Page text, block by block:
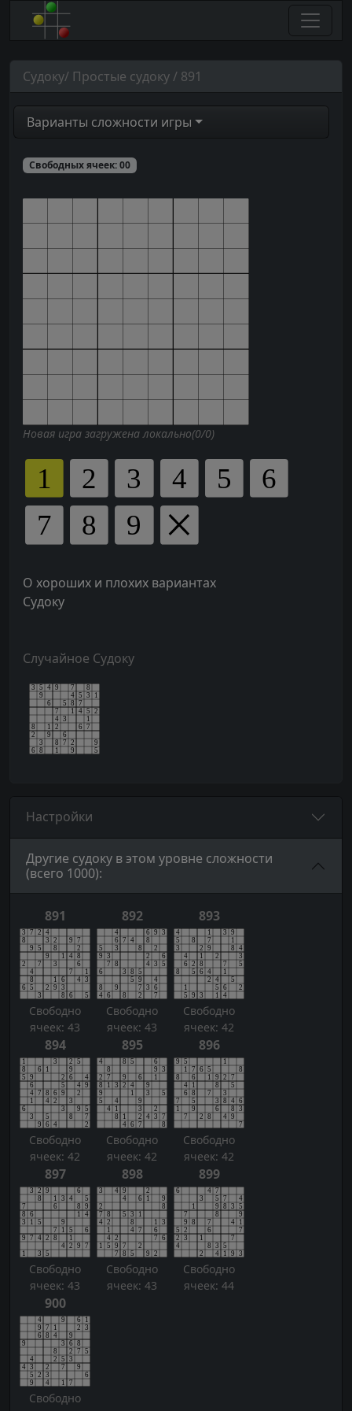
Судоку/ Простые судоку / 891
Варианты сложности игры
Свободных ячеек:00
Новая игра загружена локально(0/0)
О хороших и плохих вариантах
Судоку
Случайное Судоку
Настройки
Другие судоку в этом уровне сложности
(всего 1000):
891
Свободно
ячеек: 43
892
Свободно
ячеек: 43
893
Свободно
ячеек: 42
894
Свободно
ячеек: 42
895
Свободно
ячеек: 42
896
Свободно
ячеек: 42
897
Свободно
ячеек: 43
898
Свободно
ячеек: 43
899
Свободно
ячеек: 44
900
Свободно